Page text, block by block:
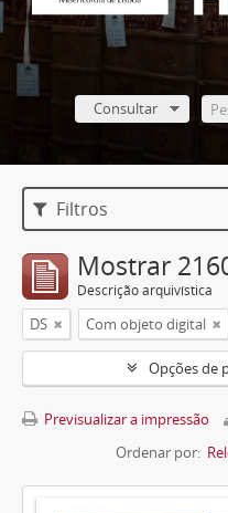
Consultar
Filtros
Mostrar
Descrição arquivística
DS Com objeto digital
Opções de
Previsualizar a impressão
Ordenar por: